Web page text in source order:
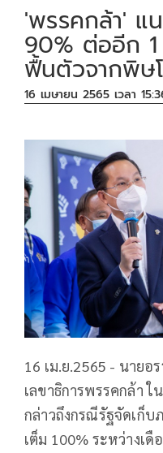
'พรรคกล้า' แ
90% ต่ออีก 1
ฟื้นตัวจากพิษ
16 เมษายน 2565 เวลา
16 เม.ย.2565 - นาย
เลขาธิการพรรคกล้า
กล่าวถึงกรณีรัฐจัดเก็
เต็ม 100% ระหว่างเ